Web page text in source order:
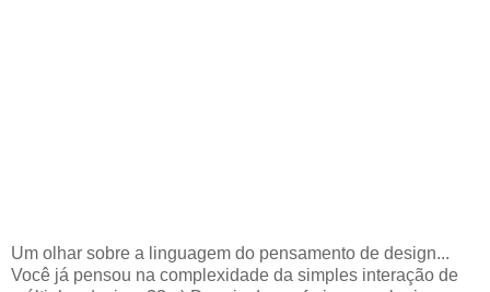
Um olhar sobre a linguagem do pensamento de design...
Você já pensou na complexidade da simples interação de